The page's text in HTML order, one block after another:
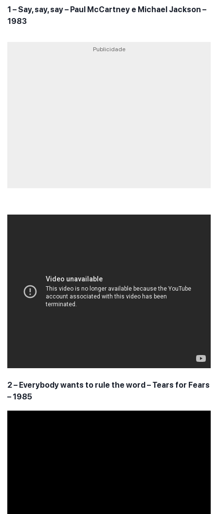
1 – Say, say, say – Paul McCartney e Michael Jackson –
1983
Publicidade
2 – Everybody wants to rule the word – Tears for Fears
– 1985